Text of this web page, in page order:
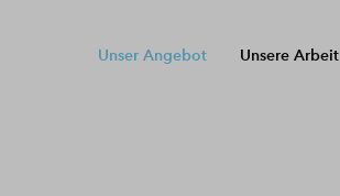
Unser Angebot Unsere Arbeit